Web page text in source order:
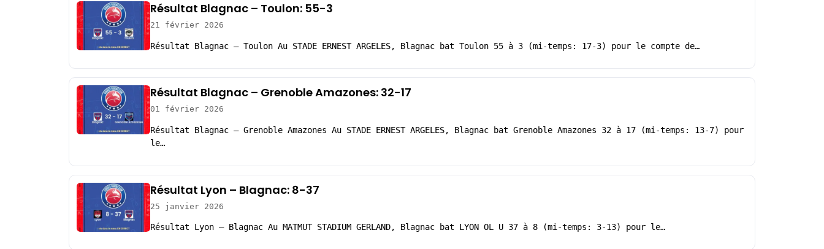
Résultat Blagnac – Toulon: 55-3
21 février 2026
Résultat Blagnac – Toulon Au STADE ERNEST ARGELES, Blagnac bat Toulon 55 à 3 (mi-temps: 17-3) pour le compte de…
Résultat Blagnac – Grenoble Amazones: 32-17
01 février 2026
Résultat Blagnac – Grenoble Amazones Au STADE ERNEST ARGELES, Blagnac bat Grenoble Amazones 32 à 17 (mi-temps: 13-7) pour
le…
Résultat Lyon – Blagnac: 8-37
25 janvier 2026
Résultat Lyon – Blagnac Au MATMUT STADIUM GERLAND, Blagnac bat LYON OL U 37 à 8 (mi-temps: 3-13) pour le…